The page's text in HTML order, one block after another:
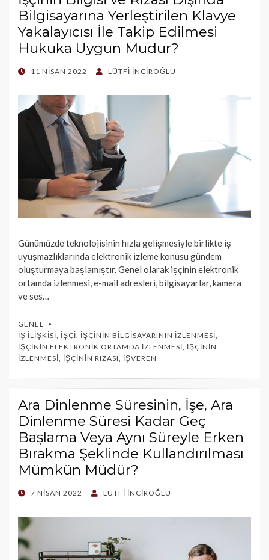
Bilgisayarına Yerleştirilen Klavye
Yakalayıcısı İle Takip Edilmesi
Hukuka Uygun Mudur?
POSTED11 NISAN 2022 LÜTFI İNCIROĞLU
Günümüzde teknolojisinin hızla gelişmesiyle birlikte iş
uyuşmazlıklarında elektronik izleme konusu gündem
oluşturmaya başlamıştır. Genel olarak işçinin elektronik
ortamda izlenmesi, e-mail adresleri, bilgisayarlar, kamera
ve ses…
GENEL
İŞ İLIŞKISI, İŞÇI, İŞÇININ BILGISAYARININ İZLENMESI,
İŞÇININ ELEKTRONIK ORTAMDA İZLENMESI, İŞÇININ
İZLENMESI, İŞÇININ RIZASI, İŞVEREN
Ara Dinlenme Süresinin, İşe, Ara
Dinlenme Süresi Kadar Geç
Başlama Veya Aynı Süreyle Erken
Bırakma Şeklinde Kullandırılması
Mümkün Müdür?
POSTED
7 NISAN 2022 LÜTFI İNCIROĞLU